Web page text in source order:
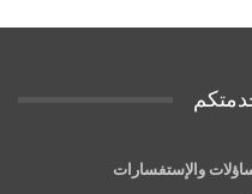
والإستفسارات